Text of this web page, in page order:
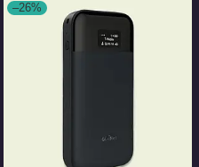
–26%